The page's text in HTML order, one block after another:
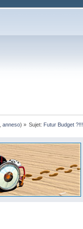
anneso) » Sujet: Futur Budget ?!!!